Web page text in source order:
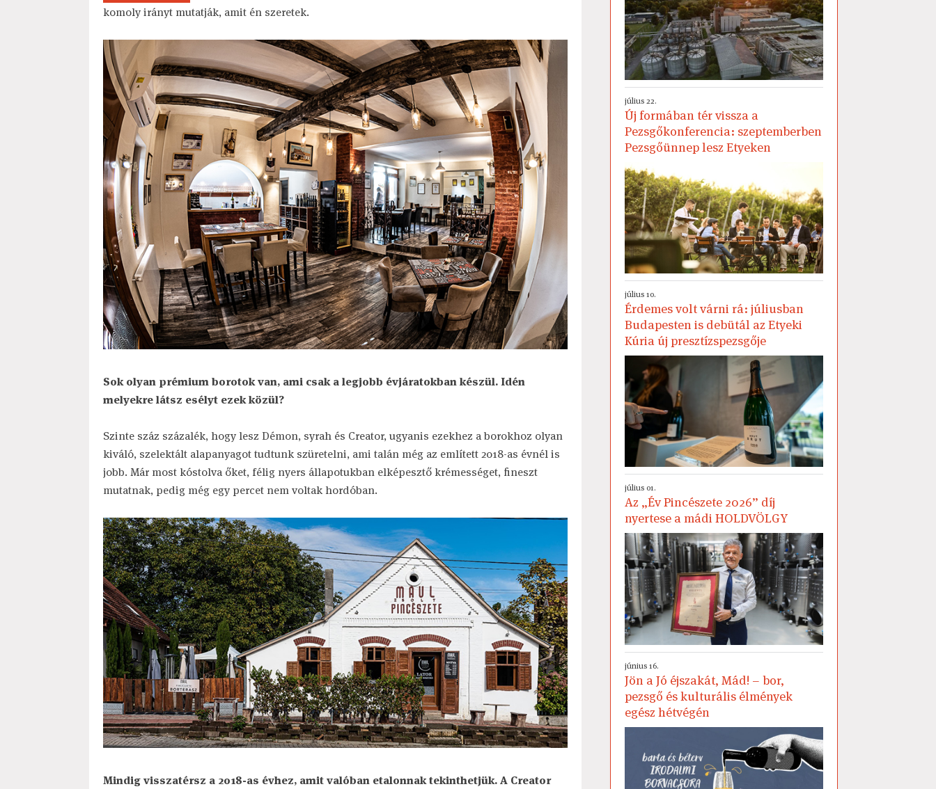
komoly irányt mutatják, amit én szeretek.
Sok olyan prémium borotok van, ami csak a legjobb évjáratokban készül. Idén
melyekre látsz esélyt ezek közül?
Szinte száz százalék, hogy lesz Démon, syrah és Creator, ugyanis ezekhez a borokhoz olyan
kiváló, szelektált alapanyagot tudtunk szüretelni, ami talán még az említett 2018-as évnél is
jobb. Már most kóstolva őket, félig nyers állapotukban elképesztő krémességet, fineszt
mutatnak, pedig még egy percet nem voltak hordóban.
Mindig visszatérsz a 2018-as évhez, amit valóban etalonnak tekinthetjük. A Creator
július 22.
Új formában tér vissza a
Pezsgőkonferencia: szeptemberben
Pezsgőünnep lesz Etyeken
július 10.
Érdemes volt várni rá: júliusban
Budapesten is debütál az Etyeki
Kúria új presztízspezsgője
július 01.
Az „Év Pincészete 2026” díj
nyertese a mádi HOLDVÖLGY
június 16.
Jön a Jó éjszakát, Mád! – bor,
pezsgő és kulturális élmények
egész hétvégén